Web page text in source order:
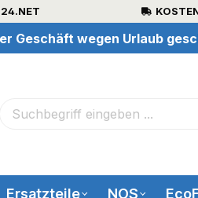
Geschäft wegen Urlaub
Ersatzteile NOS